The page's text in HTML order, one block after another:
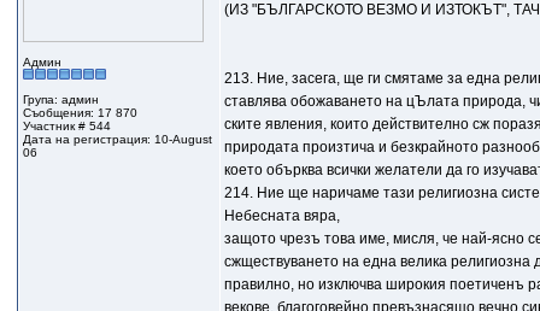
Админ
Група: админ
Съобщения: 17 870
Участник # 544
Дата на регистрация: 10-August
06
(ИЗ "БЪЛГАРСКОТО ВЕЗМО И ИЗТОКЪТ",
213. Ние, засега, ще ги смятаме за една
ставлява обожаването на цЪлата природа,
ските явления, които действително сж
природата произтича и безкрайното
което обърква всички желатели да го
214. Ние ще наричаме тази религиозна
Небесната вяpa,
защото чрезъ това име, мисля, че най-ясно
сжществуването на една велика религиозна
правилно, но изключва широкия поетиченъ
векове, благоговейно превъзнасящо вечно